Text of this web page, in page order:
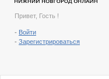
Привет, Гость !
- Войти
- Зарегистрироваться